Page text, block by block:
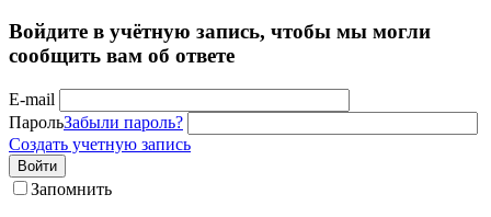
Войдите в учётную запись, чтобы мы могли
сообщить вам об ответе
E-mail
ПарольЗабыли пароль?
Создать учетную запись
Войти
Запомнить